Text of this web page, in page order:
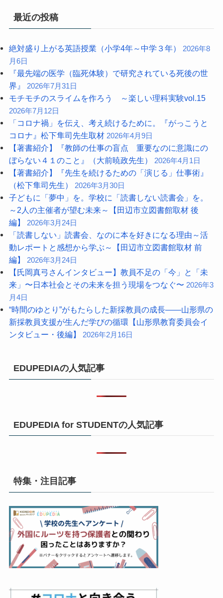
最近の投稿
絶対盛り上がる英語授業（小学4年～中学３年）
2026年8
月6日
『最先端の医学（臨死体験）で研究されている死後の世
界』
2026年7月31日
モチモチのスライムを作ろう ～楽しい理科実験vol.15
2026年7月12日
「コロナ禍」を伝え、考え続けるために。『がっこうと
コロナ』松下隼司先生取材 2026年4月9日
【著書紹介】『教師の仕事の盲点 重要なのに意識にの
ぼらない４１のこと』（大前暁政先生）
2026年4月1日
【著書紹介】『先生を続けるための「演じる」仕事術』
（松下隼司先生）
2026年3月30日
子どもに「夢中」を。学校に「読書しない読書会」を。
～2人の主催者が望む未来～【田辺市立図書館取材 後
編】
2026年3月24日
「読書しない」読書会、なのに本を好きになる理由～活
動レポートと感想から学ぶ～【田辺市立図書館取材 前
編】
2026年3月24日
【氏岡真弓さんインタビュー】教員不足の「今」と「未
来」〜日本社会とその未来を担う現場をつなぐ〜 2026年3
月4日
“時間のゆとり”がもたらした新採教員の成長――山形県の
新採教員支援が生んだ学びの循環【山形県教育委員会イ
ンタビュー・後編】
2026年2月16日
EDUPEDIAの人気記事
EDUPEDIA for STUDENTの人気記事
特集・注目記事